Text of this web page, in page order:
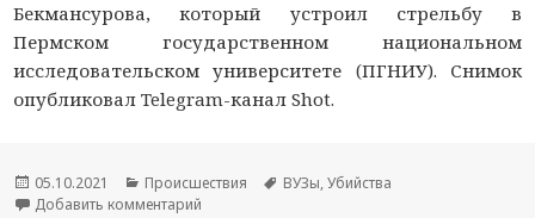
Бекмансурова, который устроил стрельбу в
Пермском государственном национальном
исследовательском университете (ПГНИУ). Снимок
опубликовал Telegram-канал Shot.
Опубликовано
05.10.2021 Рубрики
Происшествия Метки
ВУЗы,Убийства
Добавить комментарий